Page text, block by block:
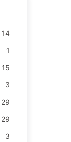
14
1
15
3
29
29
3